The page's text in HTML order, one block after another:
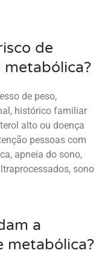
de
de peso,
histórico familiar
alto ou doença
pessoas com
apneia do sono,
sono
a
metabólica?